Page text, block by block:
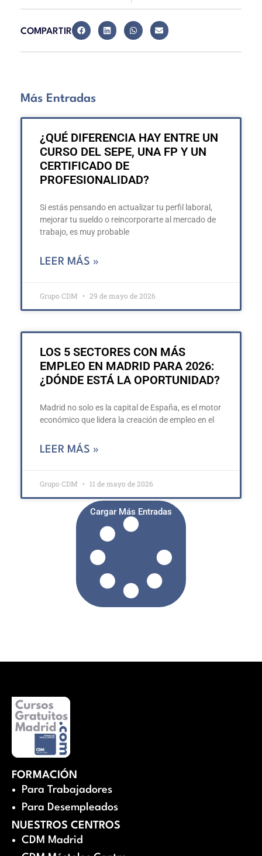
COMPARTIR
Más Entradas
¿QUÉ DIFERENCIA HAY ENTRE UN
CURSO DEL SEPE, UNA FP Y UN
CERTIFICADO DE
PROFESIONALIDAD?
Si estás pensando en actualizar tu perfil laboral,
mejorar tu sueldo o reincorporarte al mercado de
trabajo, es muy probable
LEER MÁS »
Grupo CDM 29 de mayo de 2026
LOS 5 SECTORES CON MÁS
EMPLEO EN MADRID PARA 2026:
¿DÓNDE ESTÁ LA OPORTUNIDAD?
Madrid no solo es la capital de España, es el motor
económico que lidera la creación de empleo en el
LEER MÁS »
Grupo CDM 11 de mayo de 2026
Cargar Más Entradas
FORMACIÓN
Para Trabajadores
Para Desempleados
NUESTROS CENTROS
CDM Madrid